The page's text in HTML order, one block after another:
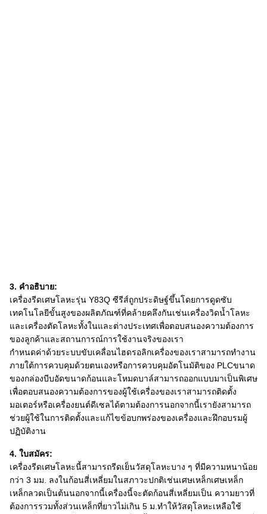
3. คำอธิบาย:
เครื่องรีดเศษโลหะรุ่น Y83Q ซีรีส์ถูกประดิษฐ์ขึ้นโดยการดูดซับ
เทคโนโลยีขั้นสูงของผลิตภัณฑ์ที่คล้ายคลึงกันเช่นเครื่องวิดน้ำโลหะ
และเครื่องตัดโลหะทั้งในและต่างประเทศเพื่อตอบสนองความต้องการ
ของลูกค้าและสถานการณ์การใช้งานจริงของเรา
กำหนดค่าด้วยระบบขับเคลื่อนไฮดรอลิกเครื่องของเราสามารถทำงาน
ภายใต้การควบคุมด้วยตนเองหรือการควบคุมอัตโนมัติของ PLCขนาด
ของกล่องบีบอัดขนาดก้อนและโหมดบาล์สามารถออกแบบมาเป็นพิเศษ
เพื่อตอบสนองความต้องการของผู้ใช้เครื่องของเราสามารถติดตั้ง
มอเตอร์หรือเครื่องยนต์ดีเซลได้ตามต้องการนอกจากนี้เรายังสามารถ
ช่วยผู้ใช้ในการติดตั้งและแก้ไขข้อบกพร่องของเครื่องและฝึกอบรมผู้
ปฏิบัติงาน
4. ใบสมัคร:
เครื่องรีดเศษโลหะนี้สามารถรีดเย็นวัสดุโลหะบาง ๆ ที่มีความหนาน้อย
กว่า 3 มม. ลงในก้อนสี่เหลี่ยมในสภาวะปกติเช่นเศษเหล็กเศษเหล็ก
เหล็กลวดเป็นต้นนอกจากนี้เครื่องนี้จะตัดก้อนสี่เหลี่ยมเป็น ความยาวที่
ต้องการรวมทั้งส่วนเหล็กที่ยาวไม่เกิน 5 ม.ทำให้วัสดุโลหะเหลือใช้